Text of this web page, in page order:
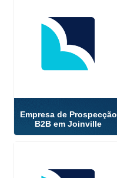
Empresa de Prospecção
B2B em Joinville